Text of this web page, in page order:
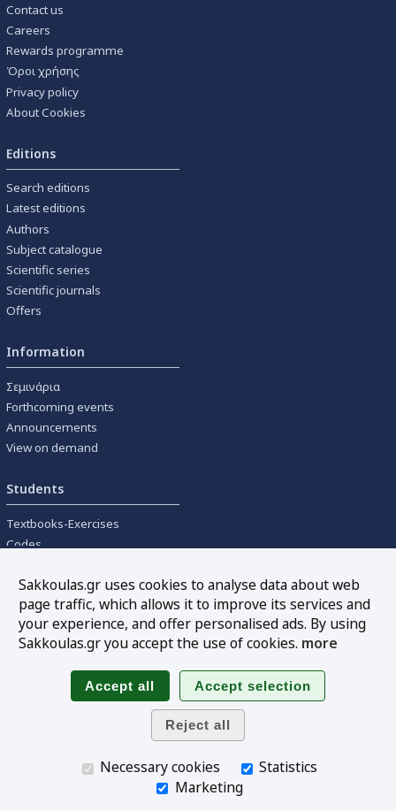
Contact us
Careers
Rewards programme
Όροι χρήσης
Privacy policy
About Cookies
Editions
Search editions
Latest editions
Authors
Subject catalogue
Scientific series
Scientific journals
Offers
Information
Σεμινάρια
Forthcoming events
Announcements
View on demand
Students
Textbooks-Exercises
Codes
Tools
Online interest calculation
Follow us
Sakkoulas.gr uses cookies to analyse data about web
page traffic, which allows it to improve its services and
your experience, and offer personalised ads. By using
Sakkoulas.gr you accept the use of cookies. more
Necessary cookies
Statistics
Marketing